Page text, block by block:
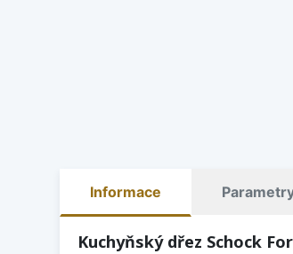
Informace
Kuchyňský dřez Schock